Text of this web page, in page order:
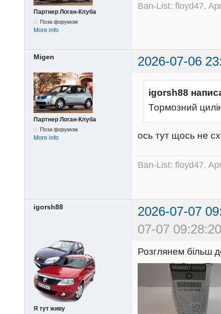
Партнер Логан-Клуба
Поза форумом
More info
Ban-List: floyd47,
Migen 2026-07-06
Партнер Логан-Клуба
Поза форумом
More info
igorsh88
Тормозний
ось тут щось не
Ban-List: floyd47,
igorsh88
2026-07-07
07-07
Я тут живу
Розглянем більш